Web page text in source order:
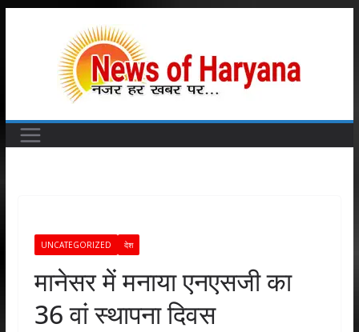
UNCATEGORIZED देश
मानेसर में मनाया एनएसजी का
36 वां स्थापना दिवस